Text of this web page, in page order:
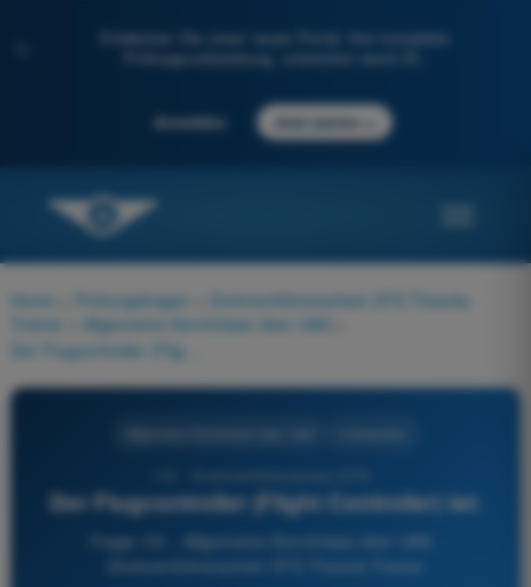
Entdecken Sie unser neues Portal: Ihre komplette
Prüfungsvorbereitung, unterstützt durch KI.
Anmelden Jetzt starten
Home Prüfungsfragen
Drohnenführerschein STS Theorie-
Trainer
Allgemeine Kenntnisse über UAS
Der Flugcontroller (Flight Controller) ist:
Frage 131 - Allgemeine Kenntnisse über UAS -